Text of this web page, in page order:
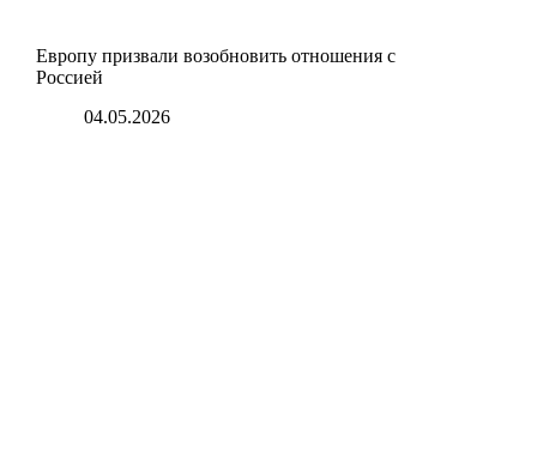
Европу призвали возобновить отношения с
Россией
04.05.2026